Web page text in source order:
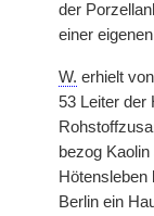
der
einer
W. erhielt
53 Leiter der
bezog
Hötensleben
Berlin ein